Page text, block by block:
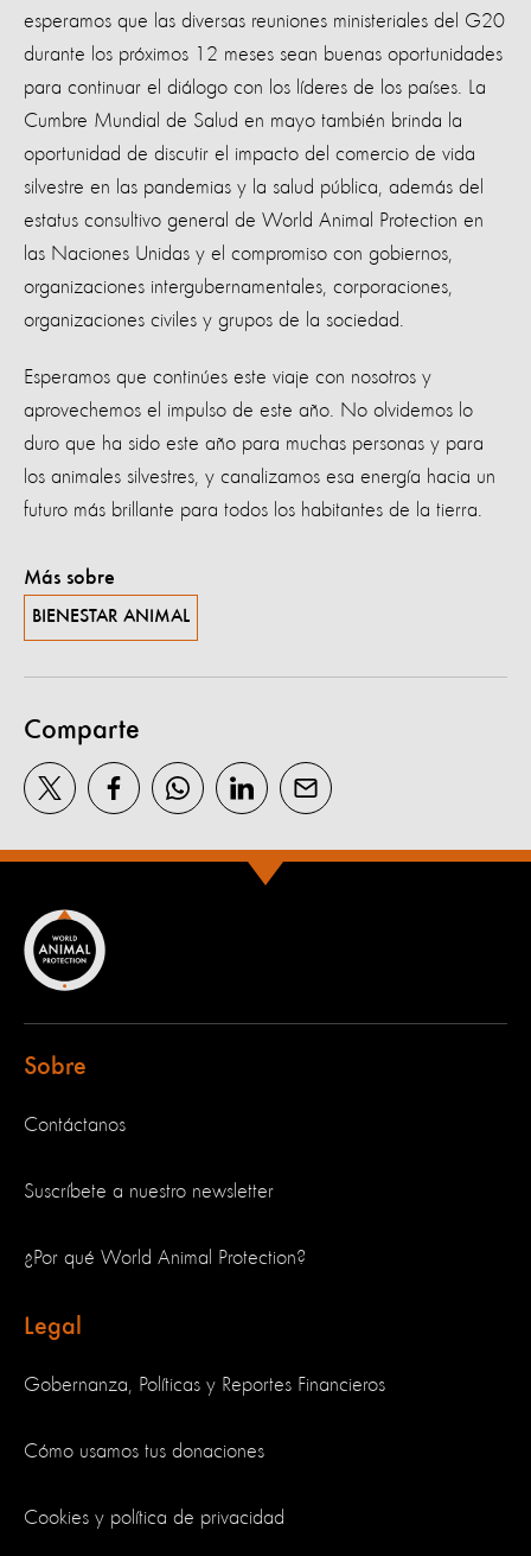
esperamos que las diversas reuniones ministeriales del G20
durante los próximos 12 meses sean buenas oportunidades
para continuar el diálogo con los líderes de los países. La
Cumbre Mundial de Salud en mayo también brinda la
oportunidad de discutir el impacto del comercio de vida
silvestre en las pandemias y la salud pública, además del
estatus consultivo general de World Animal Protection en
las Naciones Unidas y el compromiso con gobiernos,
organizaciones intergubernamentales, corporaciones,
organizaciones civiles y grupos de la sociedad.
Esperamos que continúes este viaje con nosotros y
aprovechemos el impulso de este año. No olvidemos lo
duro que ha sido este año para muchas personas y para
los animales silvestres, y canalizamos esa energía hacia un
futuro más brillante para todos los habitantes de la tierra.
Más sobre
BIENESTAR ANIMAL
Comparte
Sobre
Contáctanos
Suscríbete a nuestro newsletter
¿Por qué World Animal Protection?
Legal
Gobernanza, Políticas y Reportes Financieros
Cómo usamos tus donaciones
Cookies y política de privacidad